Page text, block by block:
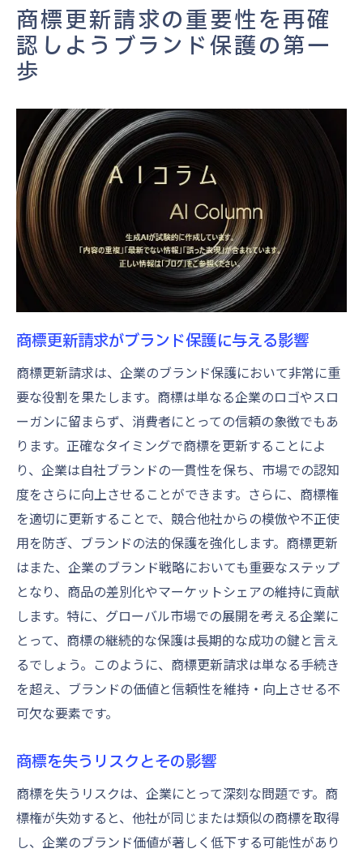
商標更新の法的背景とその重要性
更新手続きをスムーズに商標権を確実に守る方
商標更新請求の基本的な手順
事前準備が鍵！必要書類のチェックリスト
商標権更新のタイムラインと計画策定
申請手続きで注意すべきポイント
商標審査に対する効果的な対応策
更新権手続き完了までの流れ
競合に負けないための商標更新請求の戦略的ア
プローチ
査
商標ポートフォリオの最適化
新たな商標取得のタイミングと戦略
競争優位を築く商標管理
商標更新によるブランド強化策
商標更新を怠るとどうなる？リスクとその回避
策
商標権失効による法的リスク
商標の喪失が企業に与える影響
商標が奪われるリスクの現実
商標権更新を忘れないための管理方法
予期せぬトラブルを避けるための対策
失効リスクを最小限に抑える方法
バイステップ
商標更新請求のステップバイステップガイ
ド
更新期限までに行うべき準備
商標更新請求の重要性を再確
認しようブランド保護の第一
歩
商標更新請求がブランド保護に与える影響
商標更新請求は、企業のブランド保護において非常に重
要な役割を果たします。商標は単なる企業のロゴやスロ
ーガンに留まらず、消費者にとっての信頼の象徴でもあ
ります。正確なタイミングで商標を更新することによ
り、企業は自社ブランドの一貫性を保ち、市場での認知
度をさらに向上させることができます。さらに、商標権
を適切に更新することで、競合他社からの模倣や不正使
用を防ぎ、ブランドの法的保護を強化します。商標更新
はまた、企業のブランド戦略においても重要なステップ
となり、商品の差別化やマーケットシェアの維持に貢献
します。特に、グローバル市場での展開を考える企業に
とって、商標の継続的な保護は長期的な成功の鍵と言え
るでしょう。このように、商標更新請求は単なる手続き
を超え、ブランドの価値と信頼性を維持・向上させる不
可欠な要素です。
商標を失うリスクとその影響
商標を失うリスクは、企業にとって深刻な問題です。商
標権が失効すると、他社が同じまたは類似の商標を取得
し、企業のブランド価値が著しく低下する可能性があり